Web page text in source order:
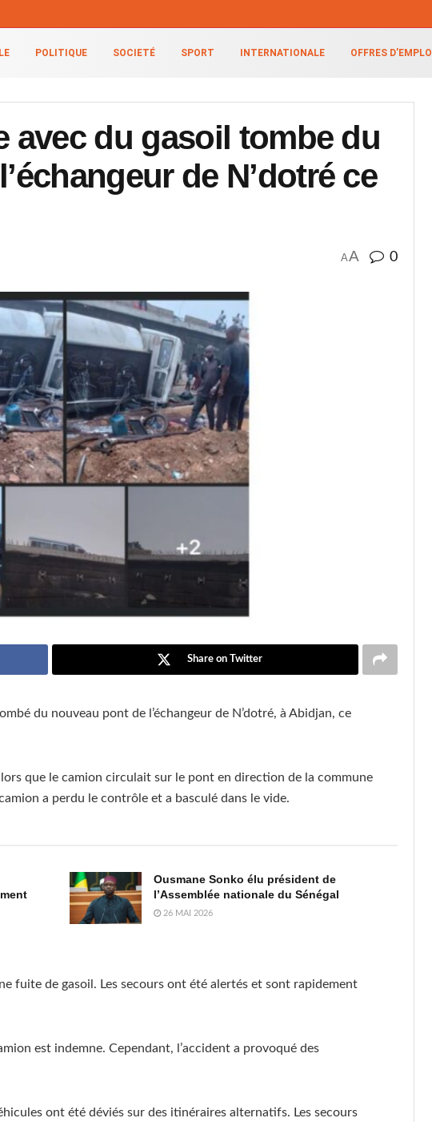
POLITIQUE SOCIETÉ SPORT INTERNATIONALE OFFRES D’EMPLOI
avec du gasoil tombe du
de N’dotré ce
AA 0
Share on Twitter
du nouveau pont de l’échangeur de N’dotré, à Abidjan, ce
que le camion circulait sur le pont en direction de la commune
a perdu le contrôle et a basculé dans le vide.
Ousmane Sonko élu président de
l’Assemblée nationale du Sénégal
26 MAI 2026
fuite de gasoil. Les secours ont été alertés et sont rapidement
est indemne. Cependant, l’accident a provoqué des
ont été déviés sur des itinéraires alternatifs. Les secours